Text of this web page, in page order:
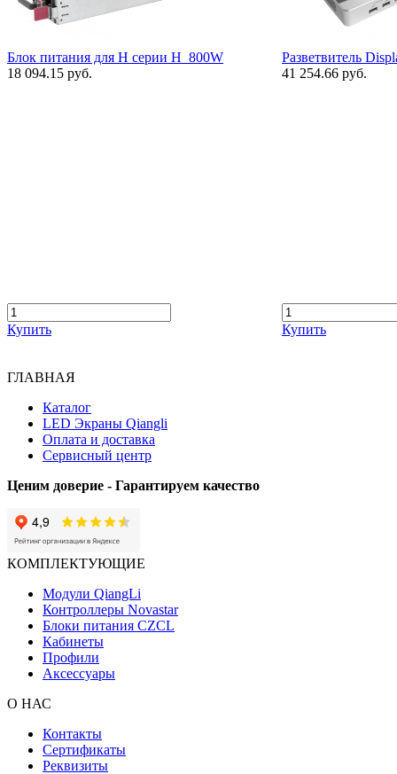
Блок питания для H серии H_800W
18 094.15 руб.
Купить
Разветвитель
41 254.66 руб.
Купить
ГЛАВНАЯ
Каталог
LED Экраны Qiangli
Оплата и доставка
Сервисный центр
Ценим доверие - Гарантируем качество
КОМПЛЕКТУЮЩИЕ
Модули QiangLi
Контроллеры Novastar
Блоки питания CZCL
Кабинеты
Профили
Аксессуары
О НАС
Контакты
Сертификаты
Реквизиты